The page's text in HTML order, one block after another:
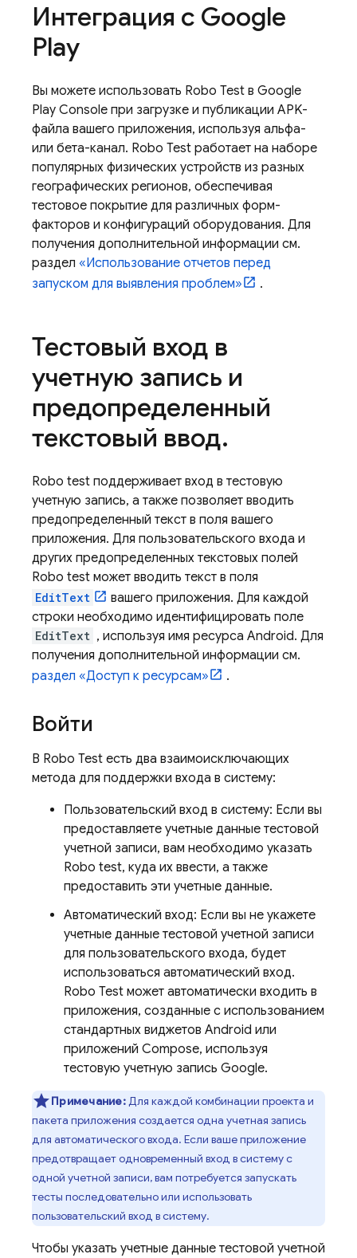
Интеграция с Google
Play
Вы можете использовать Robo Test в Google
Play Console при загрузке и публикации APK-
файла вашего приложения, используя альфа-
или бета-канал. Robo Test работает на наборе
популярных физических устройств из разных
географических регионов, обеспечивая
тестовое покрытие для различных форм-
факторов и конфигураций оборудования. Для
получения дополнительной информации см.
раздел «Использование отчетов перед
запуском для выявления проблем»
.
Тестовый вход в
учетную запись и
предопределенный
текстовый ввод.
Robo test поддерживает вход в тестовую
учетную запись, а также позволяет вводить
предопределенный текст в поля вашего
приложения. Для пользовательского входа и
других предопределенных текстовых полей
Robo test может вводить текст в поля
EditText
вашего приложения. Для каждой
строки необходимо идентифицировать поле
EditText , используя имя ресурса Android. Для
получения дополнительной информации см.
раздел «Доступ к ресурсам»
.
Войти
В Robo Test есть два взаимоисключающих
метода для поддержки входа в систему:
Пользовательский вход в систему: Если вы
предоставляете учетные данные тестовой
учетной записи, вам необходимо указать
Robo test, куда их ввести, а также
предоставить эти учетные данные.
Автоматический вход: Если вы не укажете
учетные данные тестовой учетной записи
для пользовательского входа, будет
использоваться автоматический вход.
Robo Test может автоматически входить в
приложения, созданные с использованием
стандартных виджетов Android или
приложений Compose, используя
тестовую учетную запись Google.
Примечание:Для каждой комбинации проекта и
пакета приложения создается одна учетная запись
для автоматического входа. Если ваше приложение
предотвращает одновременный вход в систему с
одной учетной записи, вам потребуется запускать
тесты последовательно или использовать
пользовательский вход в систему.
Чтобы указать учетные данные тестовой учетной